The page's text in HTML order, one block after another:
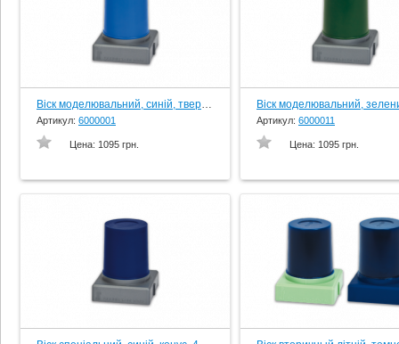
Віск моделювальний, синій, твердий, конус, 45 гр., вир-во Schuler-Dental, Germany
Артикул: 6000001
Цена: 1095 грн.
Артикул: 6000011
Цена: 1095 грн.